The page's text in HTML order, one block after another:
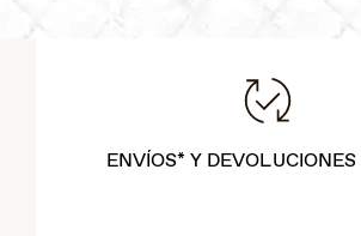
ENVÍOS* Y DEVOLUCIONES